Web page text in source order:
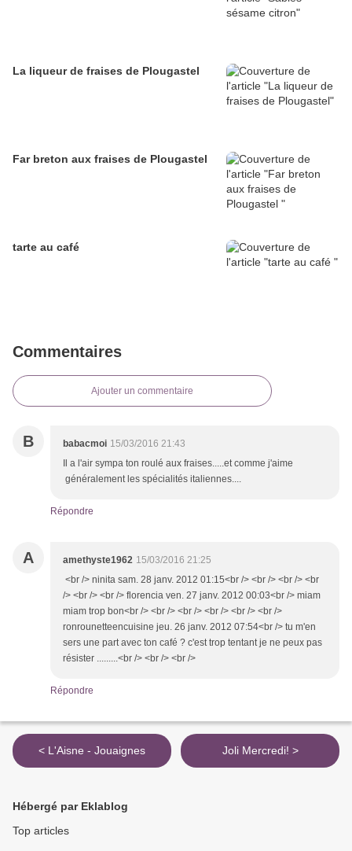
La liqueur de fraises de Plougastel
Far breton aux fraises de Plougastel
tarte au café
Commentaires
Ajouter un commentaire
B babacmoi 15/03/2016 21:43
Il a l'air sympa ton roulé aux fraises.....et comme j'aime
généralement les spécialités italiennes....
Répondre
A amethyste1962 15/03/2016 21:25
<br /> ninita sam. 28 janv. 2012 01:15<br /> <br /> <br /> <br
/> <br /> <br /> florencia ven. 27 janv. 2012 00:03<br /> miam
miam trop bon<br /> <br /> <br /> <br /> <br /> <br />
ronrounetteencuisine jeu. 26 janv. 2012 07:54<br /> tu m'en
sers une part avec ton café ? c'est trop tentant je ne peux pas
résister .........<br /> <br /> <br />
Répondre
< L'Aisne - Jouaignes Joli Mercredi! >
Hébergé par Eklablog
Top articles